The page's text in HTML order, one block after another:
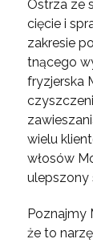
Ostrza ze
cięcie i
zakresie
tnącego
fryzjerska
wielu
włosów
ulepszony
Poznajmy
że to